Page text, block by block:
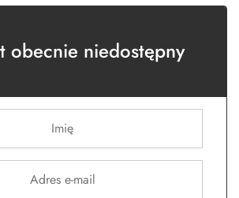
obecnie niedostępny